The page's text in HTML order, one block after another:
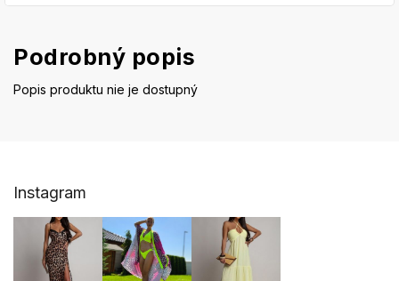
Podrobný popis
Popis produktu nie je dostupný
Instagram